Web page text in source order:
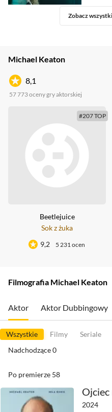
Zobacz
Michael Keaton
8,1
57 773oceny gry aktorskiej
#207 TOP
Beetlejuice
Sok z żuka
9,2
5 231 ocen
Filmografia Michael Keaton
Aktor Aktor Dubbingowy
Wszystkie Filmy
Seriale
Nadchodzące0
Po premierze 58
2024